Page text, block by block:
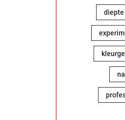
diepte